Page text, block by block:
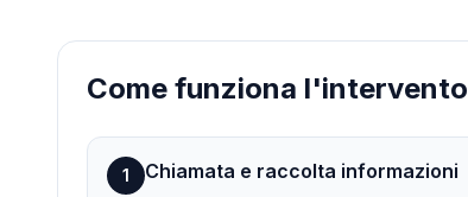
Come funziona l'intervento
1 Chiamata e raccolta informazioni